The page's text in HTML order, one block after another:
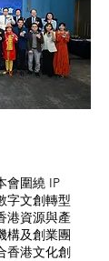
會圍繞 IP
字文創轉型
港資源與產
構及創業團
香港文化創